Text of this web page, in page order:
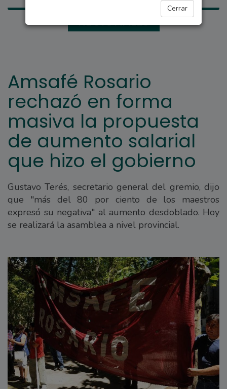
Cerrar
REGIONALES
Amsafé Rosario
rechazó en forma
masiva la propuesta
de aumento salarial
que hizo el gobierno
Gustavo Terés, secretario general del gremio, dijo
que "más del 80 por ciento de los maestros
expresó su negativa" al aumento desdoblado. Hoy
se realizará la asamblea a nivel provincial.